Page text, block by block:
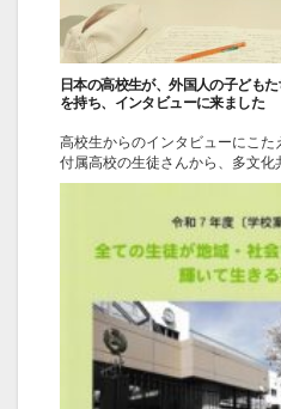
日本の高校生が、外国人の子ども
を持ち、インタビューに来ました
高校生からのインタビューにこた
付属高校の生徒さんから、多文化
ーマとして、現場の話をインタビ
れるのは、外国人の子どもたちの
ちにとってはとてもうれしい活動
ただき、直接本...
ニュース